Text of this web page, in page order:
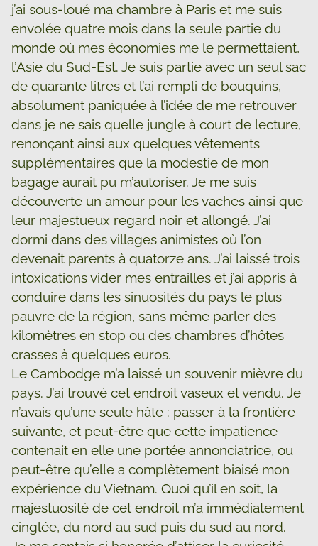
j’ai sous-loué ma chambre à Paris et me suis
envolée quatre mois dans la seule partie du
monde où mes économies me le permettaient,
l’Asie du Sud-Est. Je suis partie avec un seul sac
de quarante litres et l’ai rempli de bouquins,
absolument paniquée à l’idée de me retrouver
dans je ne sais quelle jungle à court de lecture,
renonçant ainsi aux quelques vêtements
supplémentaires que la modestie de mon
bagage aurait pu m’autoriser. Je me suis
découverte un amour pour les vaches ainsi que
leur majestueux regard noir et allongé. J’ai
dormi dans des villages animistes où l’on
devenait parents à quatorze ans. J’ai laissé trois
intoxications vider mes entrailles et j’ai appris à
conduire dans les sinuosités du pays le plus
pauvre de la région, sans même parler des
kilomètres en stop ou des chambres d’hôtes
crasses à quelques euros.
Le Cambodge m’a laissé un souvenir mièvre du
pays. J’ai trouvé cet endroit vaseux et vendu. Je
n’avais qu’une seule hâte : passer à la frontière
suivante, et peut-être que cette impatience
contenait en elle une portée annonciatrice, ou
peut-être qu’elle a complètement biaisé mon
expérience du Vietnam. Quoi qu’il en soit, la
majestuosité de cet endroit m’a immédiatement
cinglée, du nord au sud puis du sud au nord.